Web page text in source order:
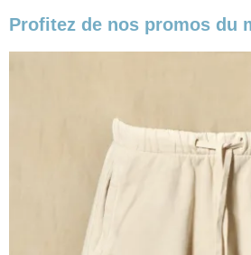
Profitez de nos promos du